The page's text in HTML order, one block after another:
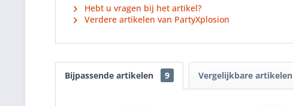
Hebt u vragen bij het artikel?
Verdere artikelen van PartyXplosion
Bijpassende artikelen 9 Vergelijkbare artikelen